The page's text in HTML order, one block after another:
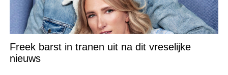
Freek barst in tranen uit na dit vreselijke
nieuws